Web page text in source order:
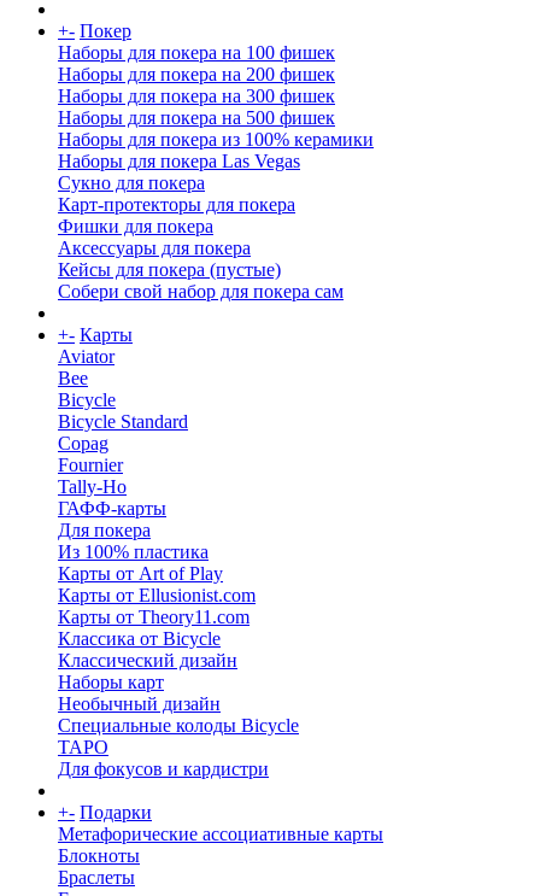
+- Покер
Наборы для покера на 100 фишек
Наборы для покера на 200 фишек
Наборы для покера на 300 фишек
Наборы для покера на 500 фишек
Наборы для покера из 100% керамики
Наборы для покера Las Vegas
Сукно для покера
Карт-протекторы для покера
Фишки для покера
Аксессуары для покера
Кейсы для покера (пустые)
Собери свой набор для покера сам
+- Карты
Aviator
Bee
Bicycle
Bicycle Standard
Copag
Fournier
Tally-Ho
ГАФФ-карты
Для покера
Из 100% пластика
Карты от Art of Play
Карты от Ellusionist.com
Карты от Theory11.com
Классика от Bicycle
Классический дизайн
Наборы карт
Необычный дизайн
Специальные колоды Bicycle
ТАРО
Для фокусов и кардистри
+- Подарки
Метафорические ассоциативные карты
Блокноты
Браслеты